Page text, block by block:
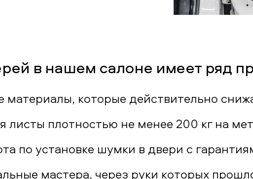
в нашем салоне имеет ряд
материалы, которые действительно
листы плотностью не менее 200 кг на
по установке шумки в двери с
мастера, через руки которых